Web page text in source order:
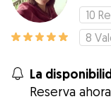
10
8
La
Reserva